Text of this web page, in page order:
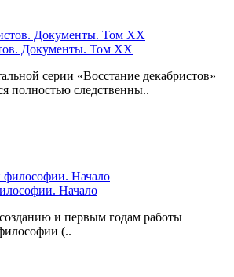
Документы. Том XX
серии «Восстание декабристов»
полностью следственны..
Начало
и первым годам работы
(..